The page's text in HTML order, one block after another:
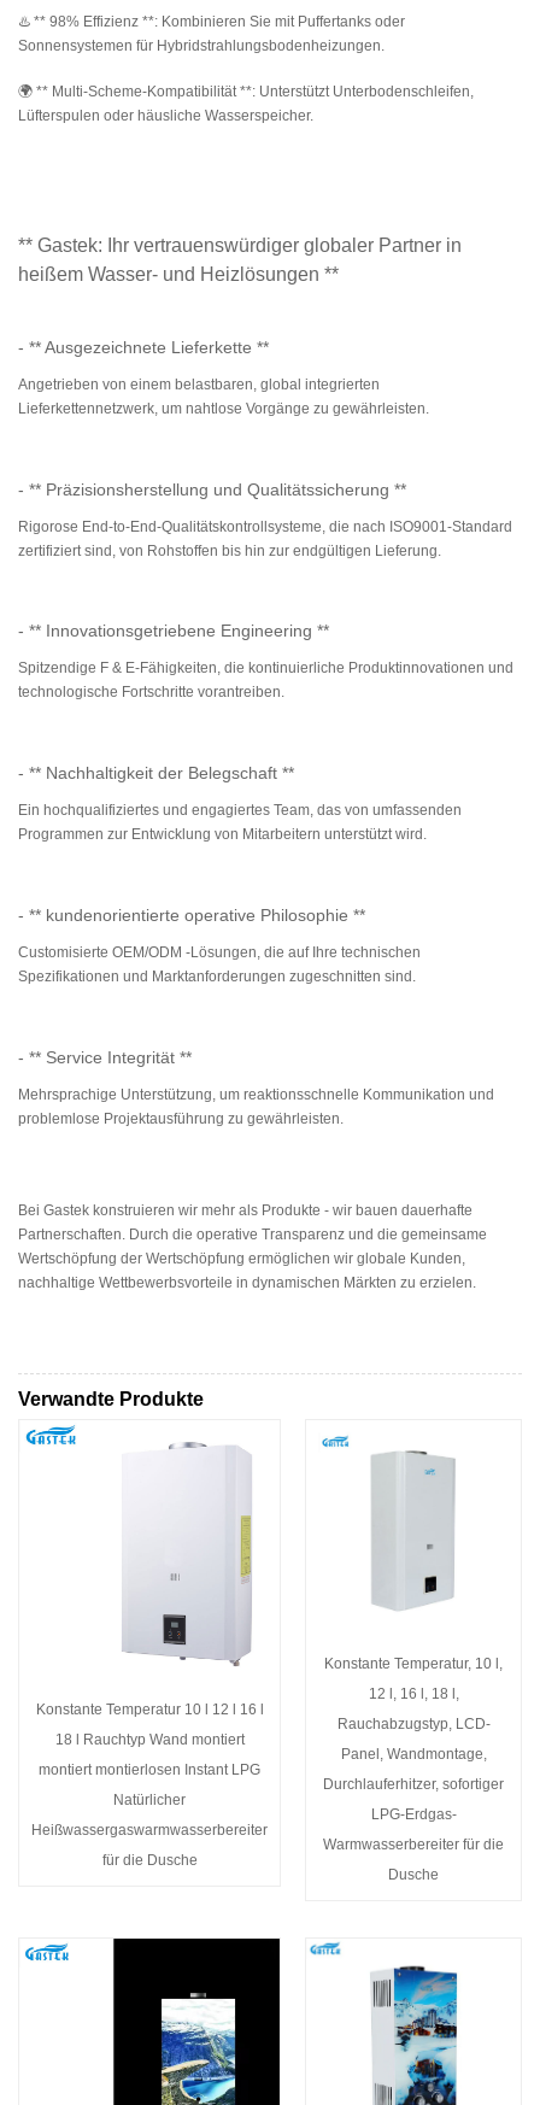
♨️ ** 98% Effizienz **: Kombinieren Sie mit Puffertanks oder
Sonnensystemen für Hybridstrahlungsbodenheizungen.
🌍 ** Multi-Scheme-Kompatibilität **: Unterstützt Unterbodenschleifen,
Lüfterspulen oder häusliche Wasserspeicher.
** Gastek: Ihr vertrauenswürdiger globaler Partner in
heißem Wasser- und Heizlösungen **
- ** Ausgezeichnete Lieferkette **
Angetrieben von einem belastbaren, global integrierten
Lieferkettennetzwerk, um nahtlose Vorgänge zu gewährleisten.
- ** Präzisionsherstellung und Qualitätssicherung **
Rigorose End-to-End-Qualitätskontrollsysteme, die nach ISO9001-Standard
zertifiziert sind, von Rohstoffen bis hin zur endgültigen Lieferung.
- ** Innovationsgetriebene Engineering **
Spitzendige F & E-Fähigkeiten, die kontinuierliche Produktinnovationen und
technologische Fortschritte vorantreiben.
- ** Nachhaltigkeit der Belegschaft **
Ein hochqualifiziertes und engagiertes Team, das von umfassenden
Programmen zur Entwicklung von Mitarbeitern unterstützt wird.
- ** kundenorientierte operative Philosophie **
Customisierte OEM/ODM -Lösungen, die auf Ihre technischen
Spezifikationen und Marktanforderungen zugeschnitten sind.
- ** Service Integrität **
Mehrsprachige Unterstützung, um reaktionsschnelle Kommunikation und
problemlose Projektausführung zu gewährleisten.
Bei Gastek konstruieren wir mehr als Produkte - wir bauen dauerhafte
Partnerschaften. Durch die operative Transparenz und die gemeinsame
Wertschöpfung der Wertschöpfung ermöglichen wir globale Kunden,
nachhaltige Wettbewerbsvorteile in dynamischen Märkten zu erzielen.
Verwandte Produkte
Konstante Temperatur 10 l 12 l 16 l
18 l Rauchtyp Wand montiert
montiert montierlosen Instant LPG
Natürlicher
Heißwassergaswarmwasserbereiter
für die Dusche
Konstante Temperatur, 10 l,
12 l, 16 l, 18 l,
Rauchabzugstyp, LCD-
Panel, Wandmontage,
Durchlauferhitzer, sofortiger
LPG-Erdgas-
Warmwasserbereiter für die
Dusche